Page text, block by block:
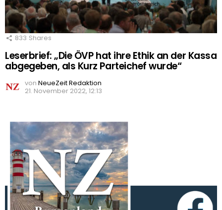
833 Shares
Leserbrief: „Die ÖVP hat ihre Ethik an der Kassa
abgegeben, als Kurz Parteichef wurde“
von NeueZeit Redaktion
21. November 2022, 12:13